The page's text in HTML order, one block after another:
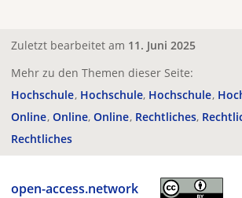
Zuletzt bearbeitet am 11. Juni 2025
Mehr zu den Themen dieser Seite:
Hochschule Hochschule Hochschule
Online Online Online Rechtliches
Rechtliches
open-access.network